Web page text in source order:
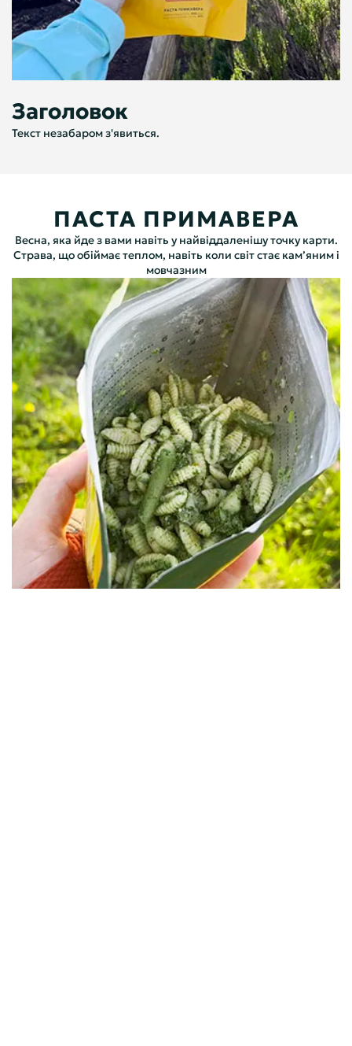
Заголовок
Текст незабаром з'явиться.
ПАСТА ПРИМАВЕРА
Весна, яка йде з вами навіть у найвіддаленішу точку карти.
Страва, що обіймає теплом, навіть коли світ стає камʼяним і
мовчазним